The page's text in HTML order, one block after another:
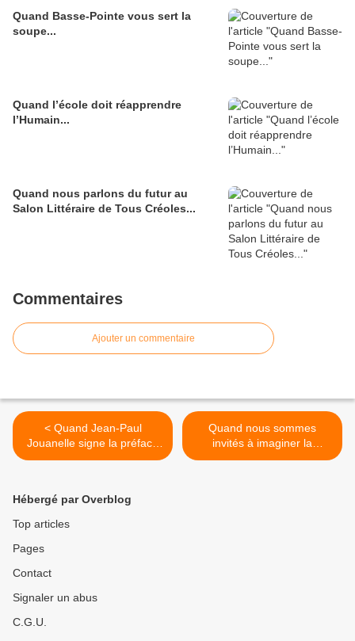
Quand Basse-Pointe vous sert la
soupe...
Quand l’école doit réapprendre
l’Humain...
Quand nous parlons du futur au
Salon Littéraire de Tous Créoles...
Commentaires
Ajouter un commentaire
< Quand Jean-Paul
Jouanelle signe la préface
de Ubuntu...
Quand nous sommes
invités à imaginer la
Martinique de demain... >
Hébergé par Overblog
Top articles
Pages
Contact
Signaler un abus
C.G.U.